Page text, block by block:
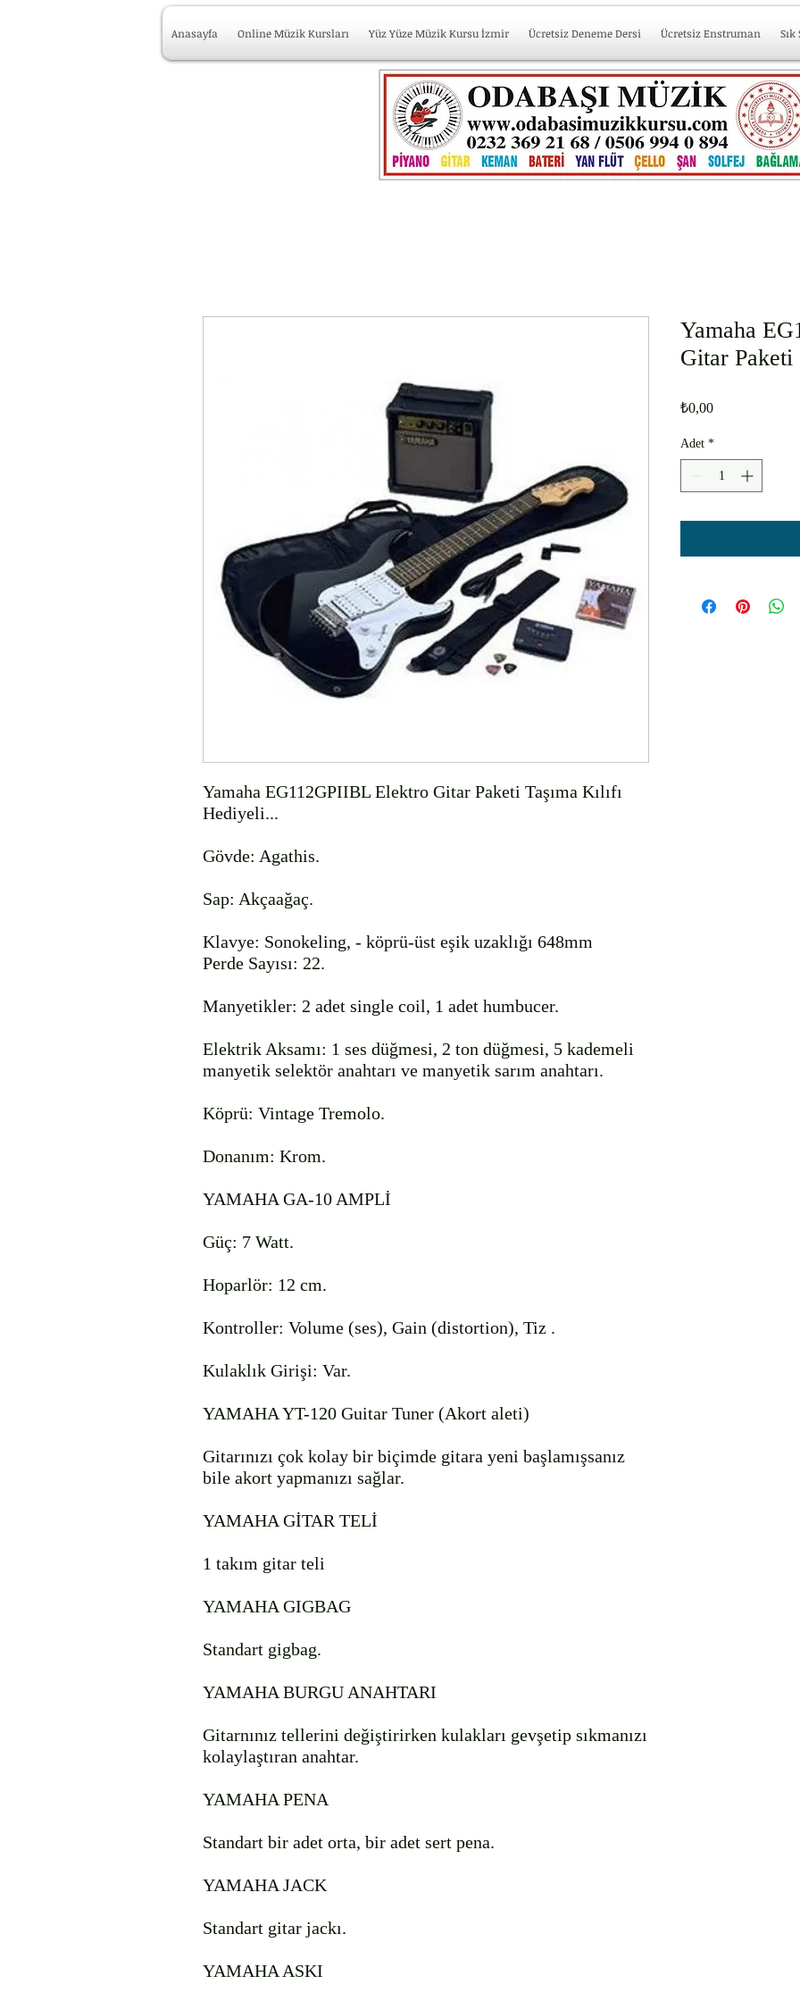
Anasayfa Online Müzik Kursları Yüz Yüze Müzik Kursu İzmir Ücretsiz Deneme Dersi Ücretsiz Enstruman
Yamaha EG112GPIIBL Elektro Gitar Paketi Taşıma Kılıfı
Hediyeli...
Gövde: Agathis.
Sap: Akçaağaç.
Klavye: Sonokeling, - köprü-üst eşik uzaklığı 648mm
Perde Sayısı: 22.
Manyetikler: 2 adet single coil, 1 adet humbucer.
Elektrik Aksamı: 1 ses düğmesi, 2 ton düğmesi, 5 kademeli
manyetik selektör anahtarı ve manyetik sarım anahtarı.
Köprü: Vintage Tremolo.
Donanım: Krom.
YAMAHA GA-10 AMPLİ
Güç: 7 Watt.
Hoparlör: 12 cm.
Kontroller: Volume (ses), Gain (distortion), Tiz .
Kulaklık Girişi: Var.
YAMAHA YT-120 Guitar Tuner (Akort aleti)
Gitarınızı çok kolay bir biçimde gitara yeni başlamışsanız
bile akort yapmanızı sağlar.
YAMAHA GİTAR TELİ
1 takım gitar teli
YAMAHA GIGBAG
Standart gigbag.
YAMAHA BURGU ANAHTARI
Gitarnınız tellerini değiştirirken kulakları gevşetip sıkmanızı
kolaylaştıran anahtar.
YAMAHA PENA
Standart bir adet orta, bir adet sert pena.
YAMAHA JACK
Standart gitar jackı.
YAMAHA ASKI
Yamaha
Gitar Paketi
₺0,00Fiyat
Adet *